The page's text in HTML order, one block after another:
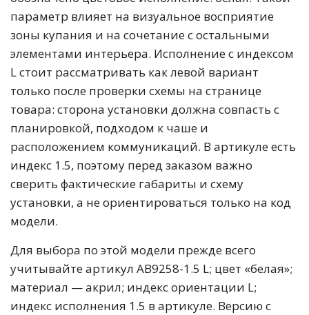
параметр влияет на визуальное восприятие
зоны купания и на сочетание с остальными
элементами интерьера. Исполнение с индексом
L стоит рассматривать как левой вариант
только после проверки схемы на странице
товара: сторона установки должна совпасть с
планировкой, подходом к чаше и
расположением коммуникаций. В артикуле есть
индекс 1.5, поэтому перед заказом важно
сверить фактические габариты и схему
установки, а не ориентироваться только на код
модели.
Для выбора по этой модели прежде всего
учитывайте артикул AB9258-1.5 L; цвет «белая»;
материал — акрил; индекс ориентации L;
индекс исполнения 1.5 в артикуле. Версию с